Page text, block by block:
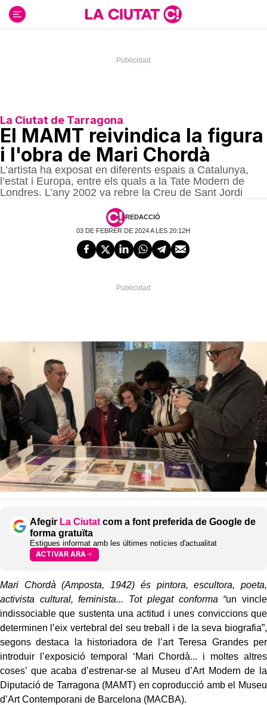
contenido
La Ciutat de Tarragona
El MAMT reivindica la figura
i l'obra de Mari Chordà
L’artista ha exposat en diferents espais a Catalunya,
l’estat i Europa, entre els quals a la Tate Modern de
Londres. L’any 2002 va rebre la Creu de Sant Jordi
REDACCIÓ
03 DE FEBRER DE 2024 A LES 20:12H
Afegir La Ciutat com a font preferida de Google de
forma gratuïta
Estigues informat amb les últimes notícies d'actualitat
ACTIVAR ARA
Mari Chordà (Amposta, 1942) és pintora, escultora, poeta,
activista cultural, feminista... Tot plegat conforma “un vincle
indissociable que sustenta una actitud i unes conviccions que
determinen l’eix vertebral del seu treball i de la seva biografia”,
segons destaca la historiadora de l’art Teresa Grandes per
introduir l’exposició temporal ‘Mari Chordà... i moltes altres
coses’ que acaba d’estrenar-se al Museu d’Art Modern de la
Diputació de Tarragona (MAMT) en coproducció amb el Museu
d’Art Contemporani de Barcelona (MACBA).